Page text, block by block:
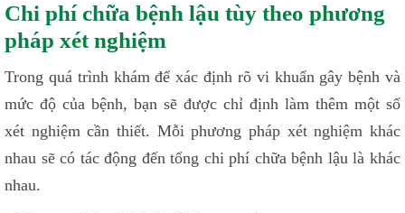
Chi phí chữa bệnh lậu tùy theo phương
pháp xét nghiệm
Trong quá trình khám để xác định rõ vi khuẩn gây bệnh và
mức độ của bệnh, bạn sẽ được chỉ định làm thêm một số
xét nghiệm cần thiết. Mỗi phương pháp xét nghiệm khác
nhau sẽ có tác động đến tổng chi phí chữa bệnh lậu là khác
nhau.